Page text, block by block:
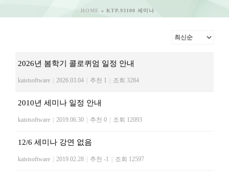
HOME » KTP.93100 세미나
2026년 봄학기 콜로퀴엄 일정 안내
kaistsoftware 2026.03.04 추천 1 조회 3284
2010년 세미나 일정 안내
kaistsoftware 2019.06.30 추천 0 조회 12093
12/6 세미나 강연 없음
kaistsoftware 2019.02.28 추천 -1 조회 12597